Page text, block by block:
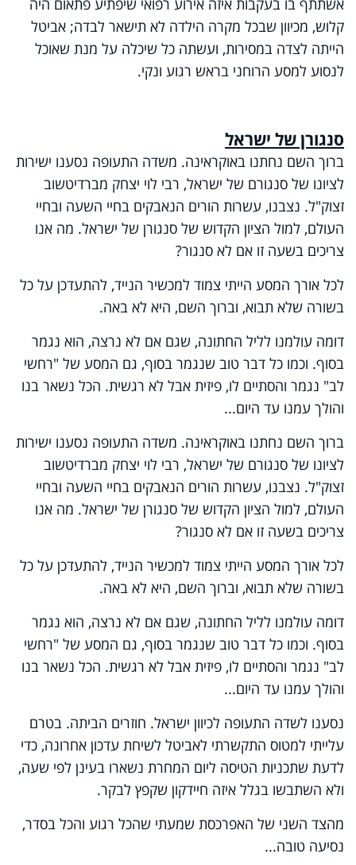
אשתתף בו בעקבות איזה אירוע רפואי שיפתיע פתאום היה
קלוש, מכיוון שבכל מקרה הילדה לא תישאר לבדה; אביטל
הייתה לצדה במסירות, ועשתה כל שיכלה על מנת שאוכל
לנסוע למסע הרוחני בראש רגוע ונקי.
סנגורן של ישראל
ברוך השם נחתנו באוקראינה. משדה התעופה נסענו ישירות
לציונו של סנגורם של ישראל, רבי לוי יצחק מברדיטשוב
זצוק"ל. נצבנו, עשרות הורים הנאבקים בחיי השעה ובחיי
העולם, למול הציון הקדוש של סנגורן של ישראל. מה אנו
צריכים בשעה זו אם לא סנגור?
לכל אורך המסע הייתי צמוד למכשיר הנייד, להתעדכן על כל
בשורה שלא תבוא, וברוך השם, היא לא באה.
דומה עולמנו לליל החתונה, שגם אם לא נרצה, הוא נגמר
בסוף. וכמו כל דבר טוב שנגמר בסוף, גם המסע של "רחשי
לב" נגמר והסתיים לו, פיזית אבל לא רגשית. הכל נשאר בנו
והולך עמנו עד היום...
ברוך השם נחתנו באוקראינה. משדה התעופה נסענו ישירות
לציונו של סנגורם של ישראל, רבי לוי יצחק מברדיטשוב
זצוק"ל. נצבנו, עשרות הורים הנאבקים בחיי השעה ובחיי
העולם, למול הציון הקדוש של סנגורן של ישראל. מה אנו
צריכים בשעה זו אם לא סנגור?
לכל אורך המסע הייתי צמוד למכשיר הנייד, להתעדכן על כל
בשורה שלא תבוא, וברוך השם, היא לא באה.
דומה עולמנו לליל החתונה, שגם אם לא נרצה, הוא נגמר
בסוף. וכמו כל דבר טוב שנגמר בסוף, גם המסע של "רחשי
לב" נגמר והסתיים לו, פיזית אבל לא רגשית. הכל נשאר בנו
והולך עמנו עד היום...
נסענו לשדה התעופה לכיוון ישראל. חוזרים הביתה. בטרם
עלייתי למטוס התקשרתי לאביטל לשיחת עדכון אחרונה, כדי
לדעת שתכניות הטיסה ליום המחרת נשארו בעינן לפי שעה,
ולא השתבשו בגלל איזה חיידקון שקפץ לבקר.
מהצד השני של האפרכסת שמעתי שהכל רגוע והכל בסדר,
נסיעה טובה...